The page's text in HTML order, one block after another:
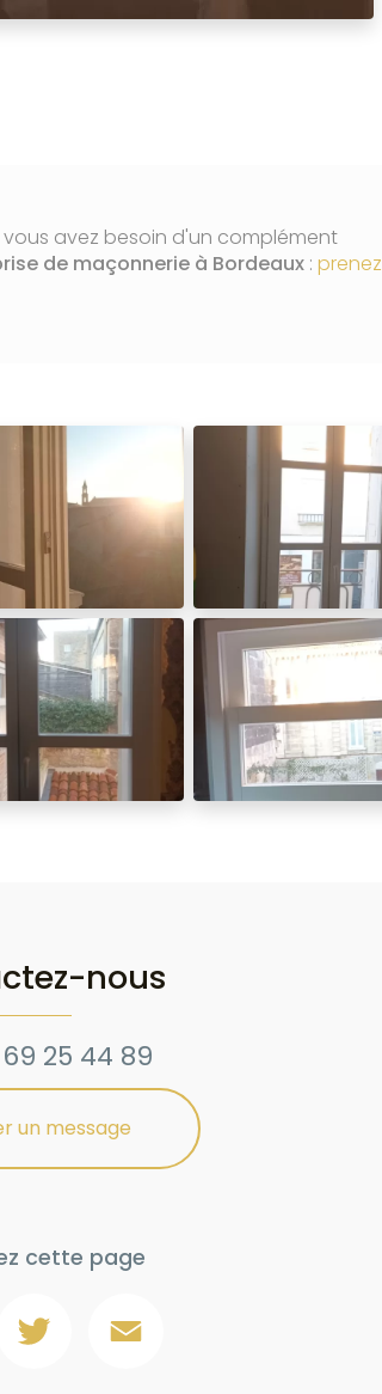
avez besoin d'un complément
de maçonnerie à Bordeaux : prenez
nous
25 44 89
un message
cette page